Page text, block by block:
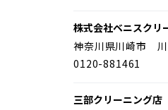
株式会社ベニスクリ
神奈川県川崎市 川
0120-881461
三部クリーニング店